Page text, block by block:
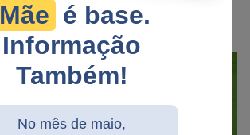
Mãe é base.
Informação
Também!
No mês de maio,